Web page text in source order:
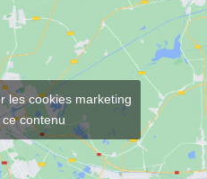
les cookies marketing
contenu